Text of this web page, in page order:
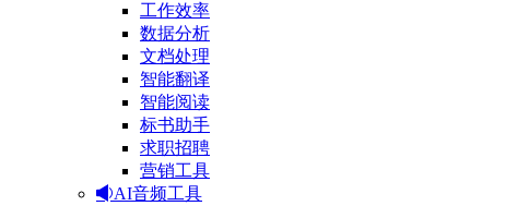
工作效率
数据分析
文档处理
智能翻译
智能阅读
标书助手
求职招聘
营销工具
AI音频工具